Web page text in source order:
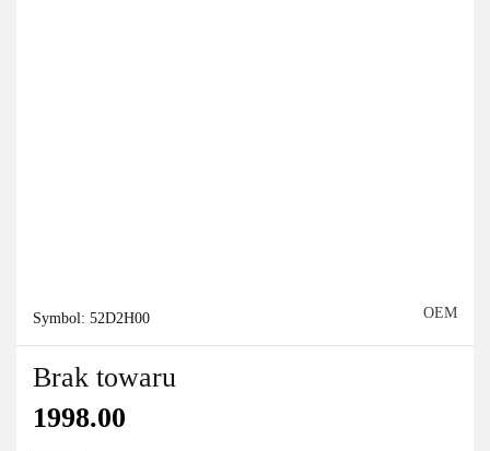
Symbol: 52D2H00 OEM
Brak towaru
1998.00